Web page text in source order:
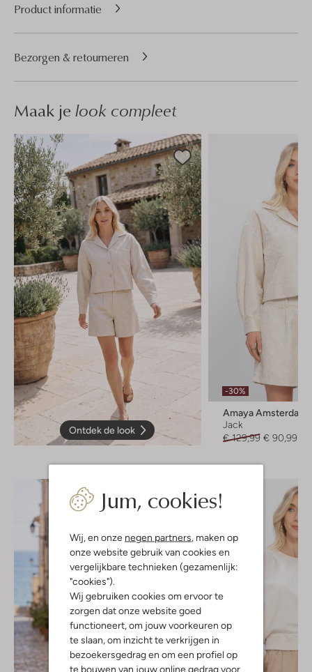
Jum, cookies!
Wij, en onze negen partners , maken op
onze website gebruik van cookies en
vergelijkbare technieken (gezamenlijk:
"cookies").
Wij gebruiken cookies om ervoor te
zorgen dat onze website goed
functioneert, om jouw voorkeuren op
te slaan, om inzicht te verkrijgen in
bezoekersgedrag en om een profiel op
te bouwen van jouw online gedrag voor
Product informatie
Bezorgen & retourneren
Maak je look compleet
Ontdek de look
-30%
Amaya Amsterdam
Jack
€ 129,99 € 90,99